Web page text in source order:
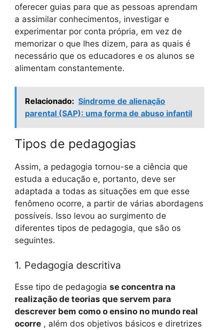
oferecer guias para que as pessoas aprendam
a assimilar conhecimentos, investigar e
experimentar por conta própria, em vez de
memorizar o que lhes dizem, para as quais é
necessário que os educadores e os alunos se
alimentam constantemente.
Relacionado: Síndrome de alienação
parental (SAP): uma forma de abuso infantil
Tipos de pedagogias
Assim, a pedagogia tornou-se a ciência que
estuda a educação e, portanto, deve ser
adaptada a todas as situações em que esse
fenômeno ocorre, a partir de várias abordagens
possíveis. Isso levou ao surgimento de
diferentes tipos de pedagogia, que são os
seguintes.
1. Pedagogia descritiva
Esse tipo de pedagogia se concentra na
realização de teorias que servem para
descrever bem como o ensino no mundo real
ocorre , além dos objetivos básicos e diretrizes